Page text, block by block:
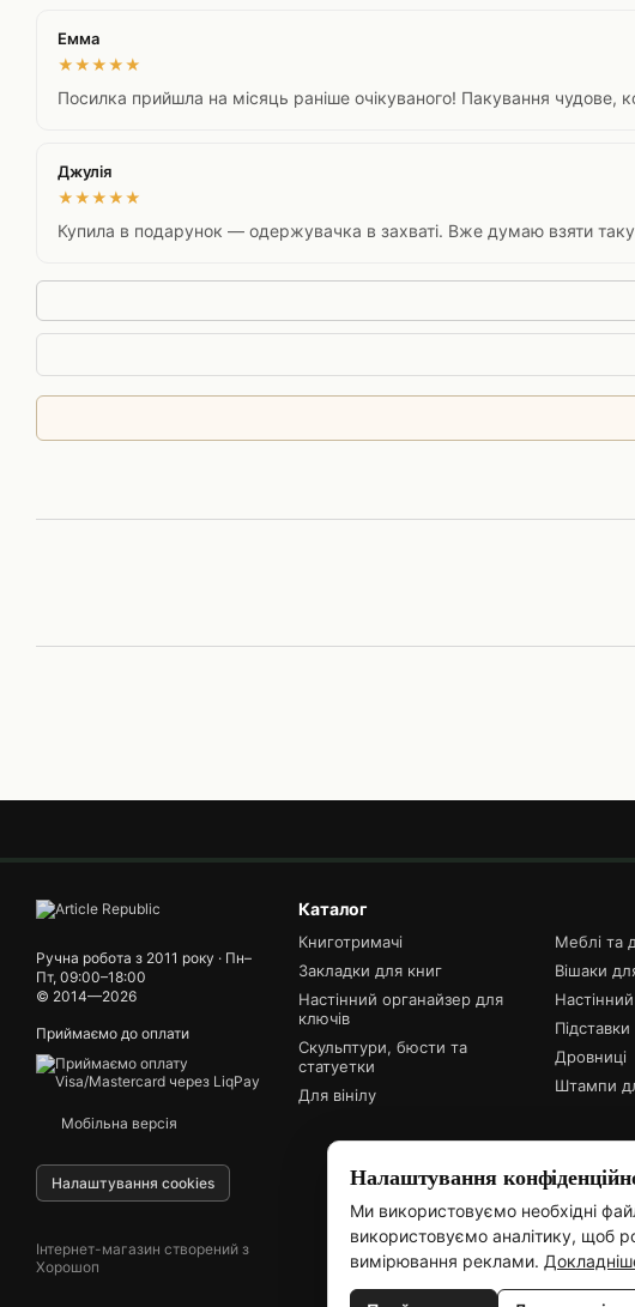
Емма
★★★★★
Посилка прийшла на місяць раніше очікуваного! Пакування чудове,
Джулія
★★★★★
Купила в подарунок — одержувачка в захваті. Вже думаю взяти
Ручна робота з 2011 року · Пн–
Пт, 09:00–18:00
© 2014—2026
Приймаємо до оплати
Мобільна версія
Налаштування cookies
Інтернет-магазин створений з
Хорошоп
Каталог
Книготримачі
Закладки для книг
Настінний органайзер для
ключів
Скульптури, бюсти та
статуетки
Для вінілу
Меблі та
Вішаки
Підставки
Дровниці
Штампи
Налаштування
Ми використовуємо необхідні
використовуємо аналітику, щоб
вимірювання реклами.